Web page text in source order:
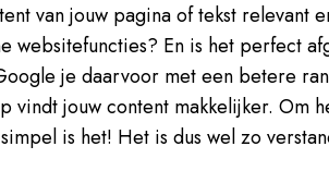
van jouw pagina of tekst relevant
websitefuncties? En is het perfect
je daarvoor met een betere
vindt jouw content makkelijker.Om
is het! Het is dus wel zo